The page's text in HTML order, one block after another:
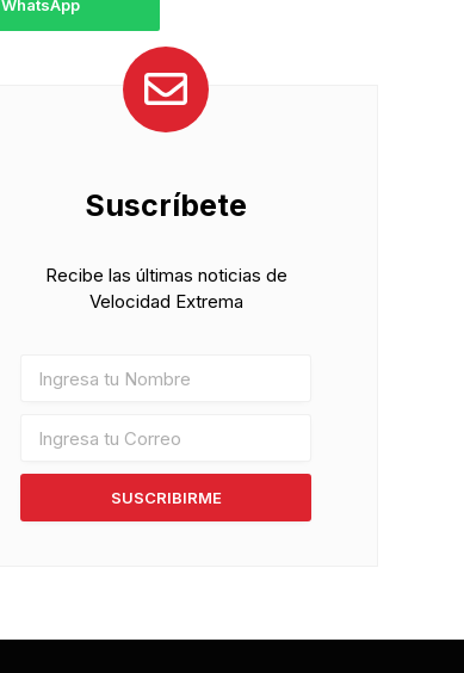
WhatsApp
Suscríbete
Recibe las últimas noticias de
Velocidad Extrema
SUSCRIBIRME